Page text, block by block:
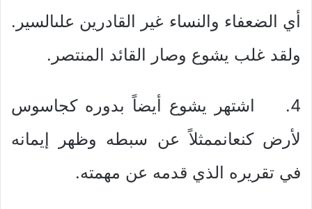
أي الضعفاء والنساء غير القادرين علىالسير.
ولقد غلب يشوع وصار القائد المنتصر.
4. اشتهر يشوع أيضاً بدوره كجاسوس
لأرض كنعانممثلاً عن سبطه وظهر إيمانه
في تقريره الذي قدمه عن مهمته.